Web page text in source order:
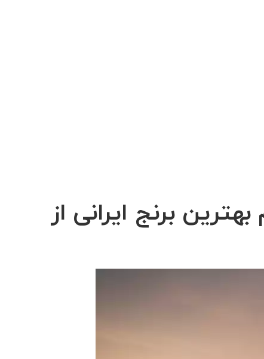
برنج ایرانی از